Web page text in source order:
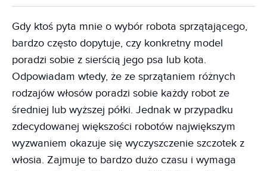
Gdy ktoś pyta mnie o wybór robota sprzątającego,
bardzo często dopytuje, czy konkretny model
poradzi sobie z sierścią jego psa lub kota.
Odpowiadam wtedy, że ze sprzątaniem różnych
rodzajów włosów poradzi sobie każdy robot ze
średniej lub wyższej półki. Jednak w przypadku
zdecydowanej większości robotów największym
wyzwaniem okazuje się wyczyszczenie szczotek z
włosia. Zajmuje to bardzo dużo czasu i wymaga